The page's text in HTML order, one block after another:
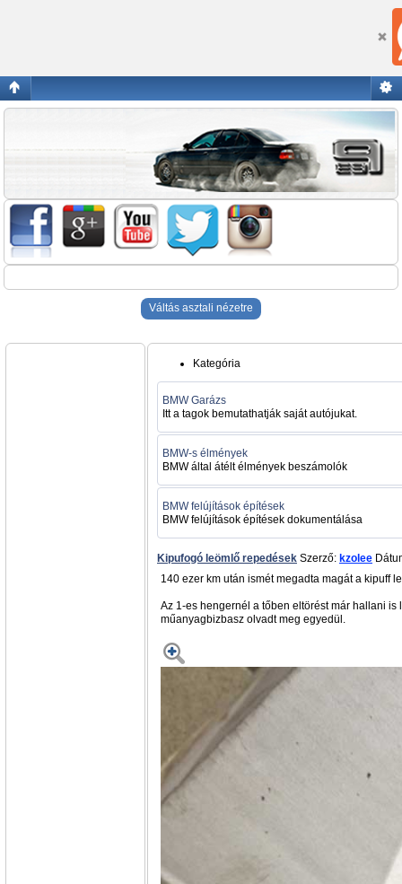
Váltás asztali nézetre
Kategória
BMW Garázs
Itt a tagok bemutathatják saját autójukat.
BMW-s élmények
BMW által átélt élmények beszámolók
BMW felújítások építések
BMW felújítások építések dokumentálása
Kipufogó leömlő repedések Szerző: kzolee
140 ezer km után ismét megadta magát a kipuff
Az 1-es hengernél a tőben eltörést már hallani
műanyagbizbasz olvadt meg egyedül.